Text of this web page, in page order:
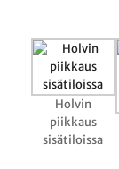
Holvin
piikkaus
sisätiloissa